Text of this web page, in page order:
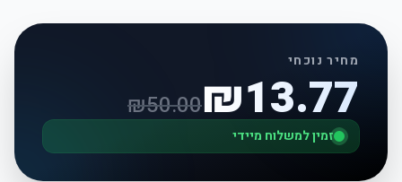
מחיר נוכחי
₪13.77
₪50.00
זמין למשלוח מיידי